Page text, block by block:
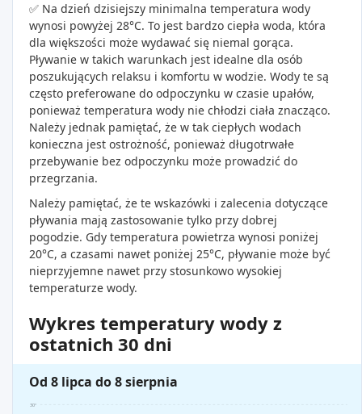
✅ Na dzień dzisiejszy minimalna temperatura wody
wynosi powyżej 28°C. To jest bardzo ciepła woda, która
dla większości może wydawać się niemal gorąca.
Pływanie w takich warunkach jest idealne dla osób
poszukujących relaksu i komfortu w wodzie. Wody te są
często preferowane do odpoczynku w czasie upałów,
ponieważ temperatura wody nie chłodzi ciała znacząco.
Należy jednak pamiętać, że w tak ciepłych wodach
konieczna jest ostrożność, ponieważ długotrwałe
przebywanie bez odpoczynku może prowadzić do
przegrzania.
Należy pamiętać, że te wskazówki i zalecenia dotyczące
pływania mają zastosowanie tylko przy dobrej
pogodzie. Gdy temperatura powietrza wynosi poniżej
20°C, a czasami nawet poniżej 25°C, pływanie może być
nieprzyjemne nawet przy stosunkowo wysokiej
temperaturze wody.
Wykres temperatury wody z
ostatnich 30 dni
Od 8 lipca do 8 sierpnia
30°